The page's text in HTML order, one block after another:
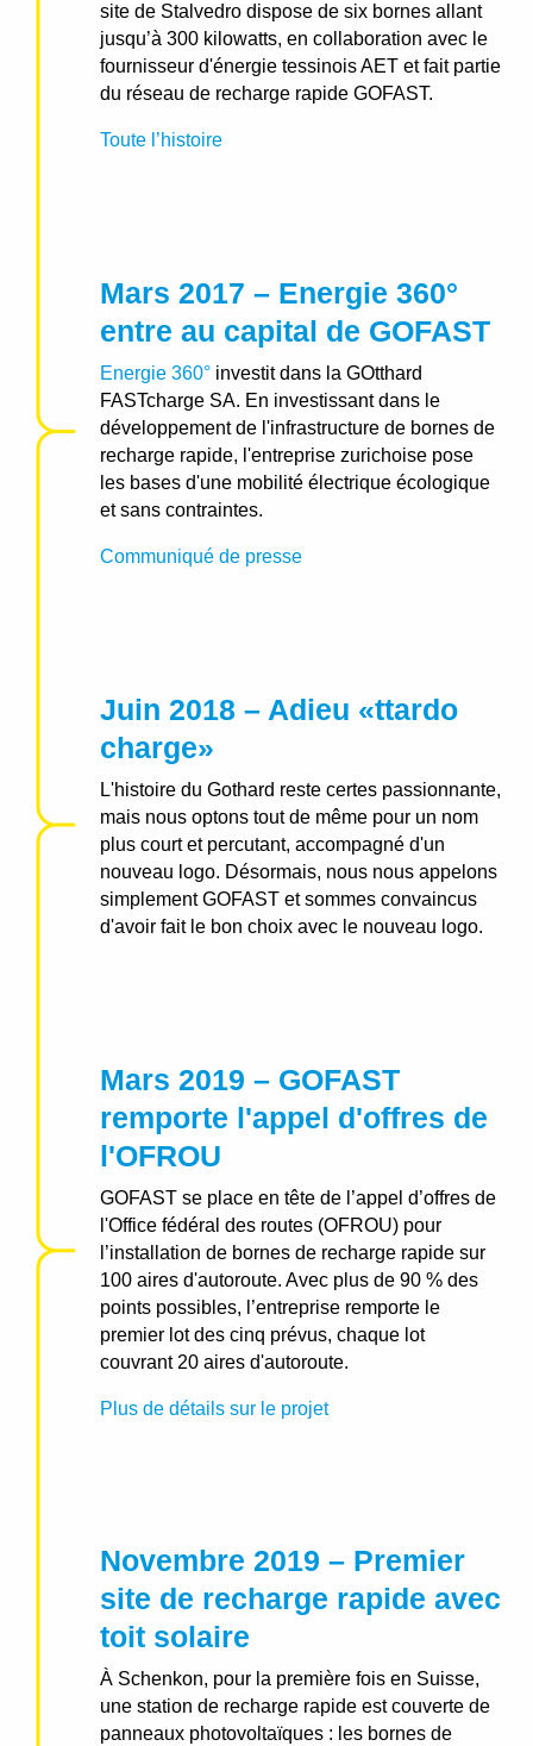
site de Stalvedro dispose de six bornes allant
jusqu’à 300 kilowatts, en collaboration avec le
fournisseur d'énergie tessinois AET et fait partie
du réseau de recharge rapide GOFAST.
Toute l’histoire
Mars 2017 – Energie 360°
entre au capital de GOFAST
Energie 360° investit dans la GOtthard
FASTcharge SA. En investissant dans le
développement de l'infrastructure de bornes de
recharge rapide, l'entreprise zurichoise pose
les bases d'une mobilité électrique écologique
et sans contraintes.
Communiqué de presse
Juin 2018 – Adieu «ttardo
charge»
L'histoire du Gothard reste certes passionnante,
mais nous optons tout de même pour un nom
plus court et percutant, accompagné d'un
nouveau logo. Désormais, nous nous appelons
simplement GOFAST et sommes convaincus
d'avoir fait le bon choix avec le nouveau logo.
Mars 2019 – GOFAST
remporte l'appel d'offres de
l'OFROU
GOFAST se place en tête de l’appel d’offres de
l'Office fédéral des routes (OFROU) pour
l’installation de bornes de recharge rapide sur
100 aires d'autoroute. Avec plus de 90 % des
points possibles, l’entreprise remporte le
premier lot des cinq prévus, chaque lot
couvrant 20 aires d'autoroute.
Plus de détails sur le projet
Novembre 2019 – Premier
site de recharge rapide avec
toit solaire
À Schenkon, pour la première fois en Suisse,
une station de recharge rapide est couverte de
panneaux photovoltaïques : les bornes de